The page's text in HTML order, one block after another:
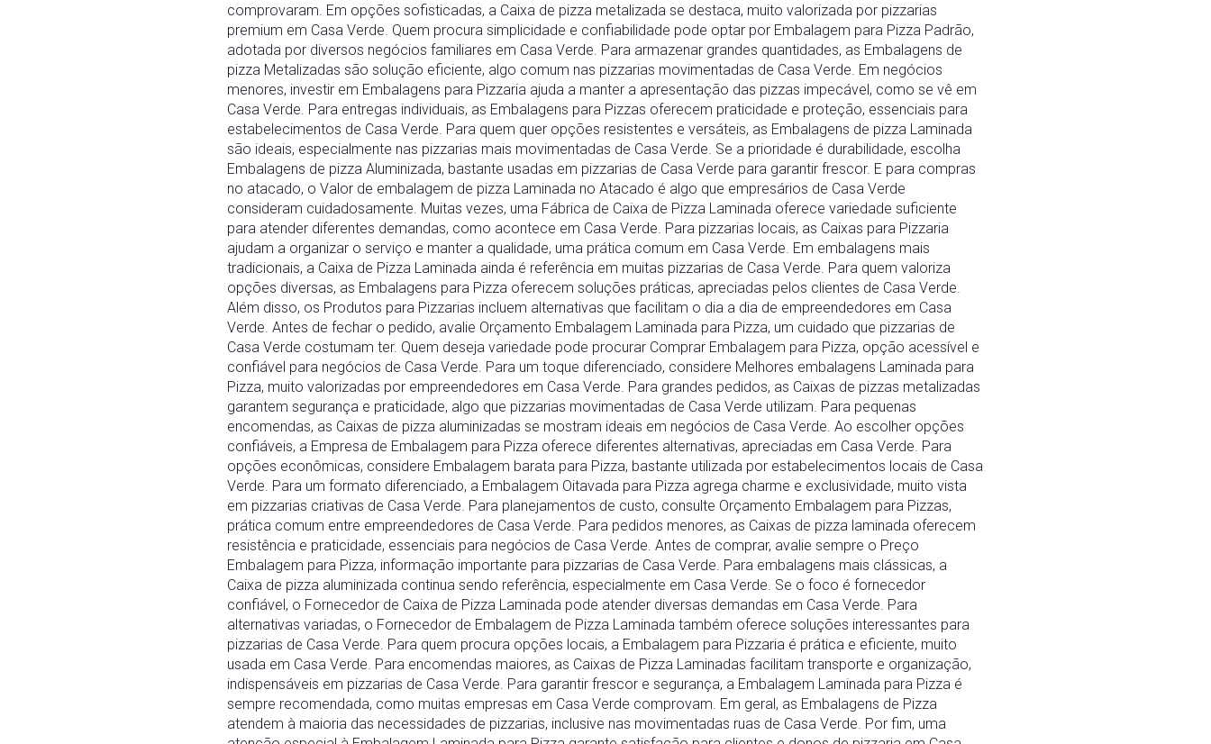
comprovaram. Em opções sofisticadas, a Caixa de pizza metalizada se destaca, muito valorizada por pizzarias
premium em Casa Verde. Quem procura simplicidade e confiabilidade pode optar por Embalagem para Pizza Padrão,
adotada por diversos negócios familiares em Casa Verde. Para armazenar grandes quantidades, as Embalagens de
pizza Metalizadas são solução eficiente, algo comum nas pizzarias movimentadas de Casa Verde. Em negócios
menores, investir em Embalagens para Pizzaria ajuda a manter a apresentação das pizzas impecável, como se vê em
Casa Verde. Para entregas individuais, as Embalagens para Pizzas oferecem praticidade e proteção, essenciais para
estabelecimentos de Casa Verde. Para quem quer opções resistentes e versáteis, as Embalagens de pizza Laminada
são ideais, especialmente nas pizzarias mais movimentadas de Casa Verde. Se a prioridade é durabilidade, escolha
Embalagens de pizza Aluminizada, bastante usadas em pizzarias de Casa Verde para garantir frescor. E para compras
no atacado, o Valor de embalagem de pizza Laminada no Atacado é algo que empresários de Casa Verde
consideram cuidadosamente. Muitas vezes, uma Fábrica de Caixa de Pizza Laminada oferece variedade suficiente
para atender diferentes demandas, como acontece em Casa Verde. Para pizzarias locais, as Caixas para Pizzaria
ajudam a organizar o serviço e manter a qualidade, uma prática comum em Casa Verde. Em embalagens mais
tradicionais, a Caixa de Pizza Laminada ainda é referência em muitas pizzarias de Casa Verde. Para quem valoriza
opções diversas, as Embalagens para Pizza oferecem soluções práticas, apreciadas pelos clientes de Casa Verde.
Além disso, os Produtos para Pizzarias incluem alternativas que facilitam o dia a dia de empreendedores em Casa
Verde. Antes de fechar o pedido, avalie Orçamento Embalagem Laminada para Pizza, um cuidado que pizzarias de
Casa Verde costumam ter. Quem deseja variedade pode procurar Comprar Embalagem para Pizza, opção acessível e
confiável para negócios de Casa Verde. Para um toque diferenciado, considere Melhores embalagens Laminada para
Pizza, muito valorizadas por empreendedores em Casa Verde. Para grandes pedidos, as Caixas de pizzas metalizadas
garantem segurança e praticidade, algo que pizzarias movimentadas de Casa Verde utilizam. Para pequenas
encomendas, as Caixas de pizza aluminizadas se mostram ideais em negócios de Casa Verde. Ao escolher opções
confiáveis, a Empresa de Embalagem para Pizza oferece diferentes alternativas, apreciadas em Casa Verde. Para
opções econômicas, considere Embalagem barata para Pizza, bastante utilizada por estabelecimentos locais de Casa
Verde. Para um formato diferenciado, a Embalagem Oitavada para Pizza agrega charme e exclusividade, muito vista
em pizzarias criativas de Casa Verde. Para planejamentos de custo, consulte Orçamento Embalagem para Pizzas,
prática comum entre empreendedores de Casa Verde. Para pedidos menores, as Caixas de pizza laminada oferecem
resistência e praticidade, essenciais para negócios de Casa Verde. Antes de comprar, avalie sempre o Preço
Embalagem para Pizza, informação importante para pizzarias de Casa Verde. Para embalagens mais clássicas, a
Caixa de pizza aluminizada continua sendo referência, especialmente em Casa Verde. Se o foco é fornecedor
confiável, o Fornecedor de Caixa de Pizza Laminada pode atender diversas demandas em Casa Verde. Para
alternativas variadas, o Fornecedor de Embalagem de Pizza Laminada também oferece soluções interessantes para
pizzarias de Casa Verde. Para quem procura opções locais, a Embalagem para Pizzaria é prática e eficiente, muito
usada em Casa Verde. Para encomendas maiores, as Caixas de Pizza Laminadas facilitam transporte e organização,
indispensáveis em pizzarias de Casa Verde. Para garantir frescor e segurança, a Embalagem Laminada para Pizza é
sempre recomendada, como muitas empresas em Casa Verde comprovam. Em geral, as Embalagens de Pizza
atendem à maioria das necessidades de pizzarias, inclusive nas movimentadas ruas de Casa Verde. Por fim, uma